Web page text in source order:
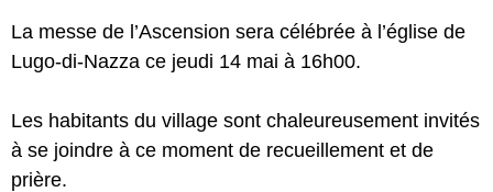
La messe de l’Ascension sera célébrée à l’église de
Lugo-di-Nazza ce jeudi 14 mai à 16h00.
Les habitants du village sont chaleureusement invités
à se joindre à ce moment de recueillement et de
prière.